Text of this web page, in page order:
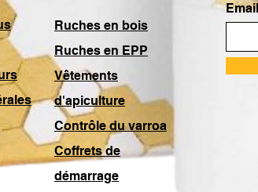
Ruches en bois
Ruches en EPP
Vêtements
d'apiculture
Contrôle du varroa
Coffrets de
démarrage